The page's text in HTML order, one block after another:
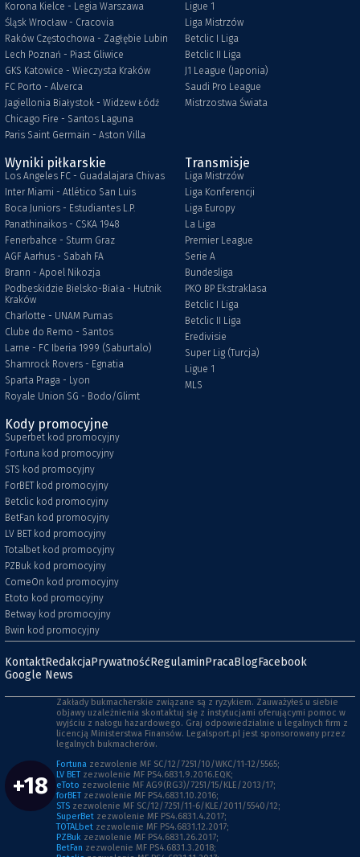
Korona Kielce - Legia Warszawa
Śląsk Wrocław - Cracovia
Raków Częstochowa - Zagłębie Lubin
Lech Poznań - Piast Gliwice
GKS Katowice - Wieczysta Kraków
FC Porto - Alverca
Jagiellonia Białystok - Widzew Łódź
Chicago Fire - Santos Laguna
Paris Saint Germain - Aston Villa
Ligue 1
Liga Mistrzów
Betclic I Liga
Betclic II Liga
J1 League (Japonia)
Saudi Pro League
Mistrzostwa Świata
Wyniki piłkarskie
Los Angeles FC - Guadalajara Chivas
Inter Miami - Atlético San Luis
Boca Juniors - Estudiantes L.P.
Panathinaikos - CSKA 1948
Fenerbahce - Sturm Graz
AGF Aarhus - Sabah FA
Brann - Apoel Nikozja
Podbeskidzie Bielsko-Biała - Hutnik
Kraków
Charlotte - UNAM Pumas
Clube do Remo - Santos
Larne - FC Iberia 1999 (Saburtalo)
Shamrock Rovers - Egnatia
Sparta Praga - Lyon
Royale Union SG - Bodo/Glimt
Transmisje
Liga Mistrzów
Liga Konferencji
Liga Europy
La Liga
Premier League
Serie A
Bundesliga
PKO BP Ekstraklasa
Betclic I Liga
Betclic II Liga
Eredivisie
Super Lig (Turcja)
Ligue 1
MLS
Kody promocyjne
Superbet kod promocyjny
Fortuna kod promocyjny
STS kod promocyjny
ForBET kod promocyjny
Betclic kod promocyjny
BetFan kod promocyjny
LV BET kod promocyjny
Totalbet kod promocyjny
PZBuk kod promocyjny
ComeOn kod promocyjny
Etoto kod promocyjny
Betway kod promocyjny
Bwin kod promocyjny
KontaktRedakcjaPrywatnośćRegulaminPracaBlogFacebook
Google News
+18
Zakłady bukmacherskie związane są z ryzykiem. Zauważyłeś u siebie
objawy uzależnienia skontaktuj się z instytucjami oferującymi pomoc w
wyjściu z nałogu hazardowego. Graj odpowiedzialnie u legalnych firm z
licencją Ministerstwa Finansów. Legalsport.pl jest sponsorowany przez
legalnych bukmacherów.
Fortuna zezwolenie MF SC/12/7251/10/WKC/11-12/5565;
LV BET zezwolenie MF PS4.6831.9.2016.EQK;
eToto zezwolenie MF AG9(RG3)/7251/15/KLE/2013/17;
forBET zezwolenie MF PS4.6831.10.2016;
STS zezwolenie MF SC/12/7251/11-6/KLE/2011/5540/12;
SuperBet zezwolenie MF PS4.6831.4.2017;
TOTALbet zezwolenie MF PS4.6831.12.2017;
PZBuk zezwolenie MF PS4.6831.26.2017;
BetFan zezwolenie MF PS4.6831.3.2018;